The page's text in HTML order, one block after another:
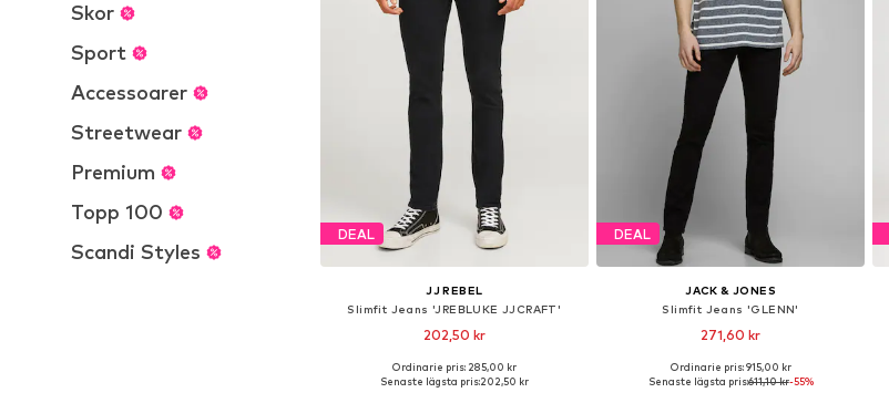
Skor
Sport
Accessoarer
Streetwear
Premium
Topp 100
Scandi Styles
DEAL
JJ REBEL
Slimfit Jeans 'JREBLUKE JJCRAFT'
202,50 kr
Tillgänglig i många storlekar
Ordinarie pris: 285,00 kr
Senaste lägsta pris:202,50 kr
DEAL
JACK & JONES
Slimfit Jeans 'GLENN'
271,60 kr
+4
Tillgänglig i många storlekar
Ordinarie pris: 915,00 kr
Senaste lägsta pris:611,10 kr-55%